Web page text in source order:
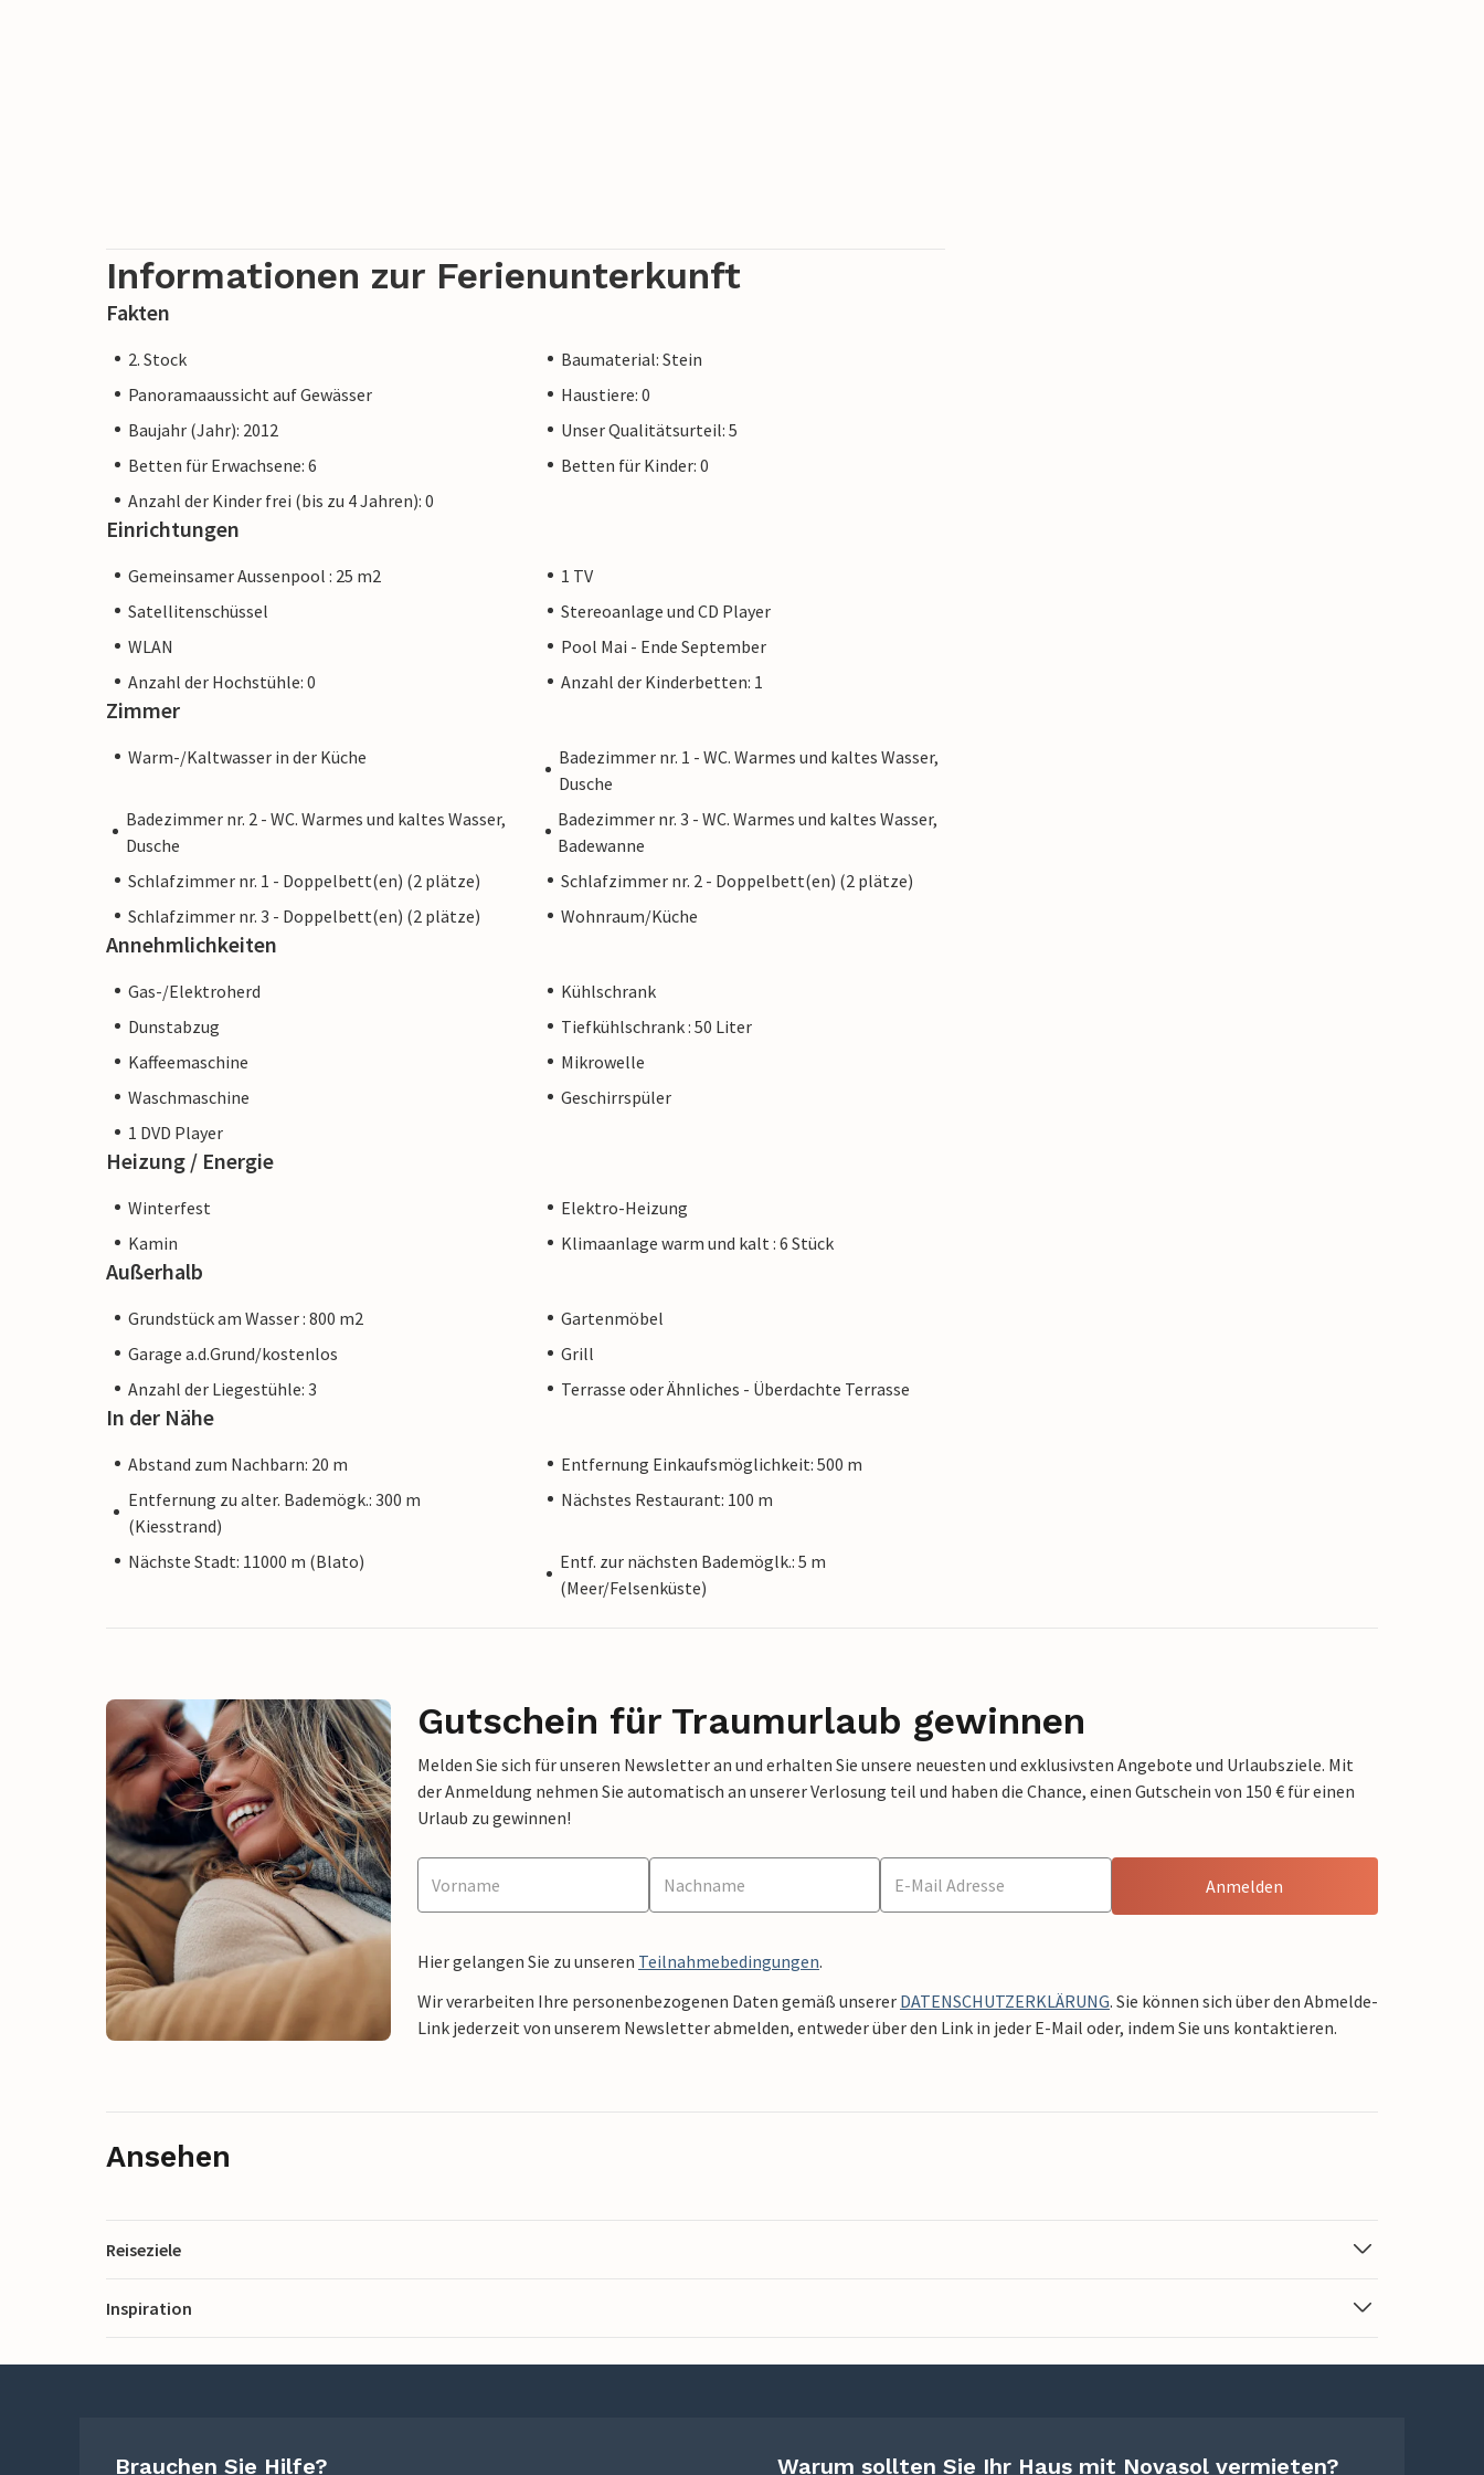
Informationen zur Ferienunterkunft
Fakten
2. Stock
Baumaterial: Stein
Panoramaaussicht auf Gewässer
Haustiere: 0
Baujahr (Jahr): 2012
Unser Qualitätsurteil: 5
Betten für Erwachsene: 6
Betten für Kinder: 0
Anzahl der Kinder frei (bis zu 4 Jahren): 0
Einrichtungen
Gemeinsamer Aussenpool : 25 m2
1 TV
Satellitenschüssel
Stereoanlage und CD Player
WLAN
Pool Mai - Ende September
Anzahl der Hochstühle: 0
Anzahl der Kinderbetten: 1
Zimmer
Warm-/Kaltwasser in der Küche
Badezimmer nr. 1 - WC. Warmes und kaltes Wasser,
Dusche
Badezimmer nr. 2 - WC. Warmes und kaltes Wasser,
Dusche
Badezimmer nr. 3 - WC. Warmes und kaltes Wasser,
Badewanne
Schlafzimmer nr. 1 - Doppelbett(en) (2 plätze)
Schlafzimmer nr. 2 - Doppelbett(en) (2 plätze)
Schlafzimmer nr. 3 - Doppelbett(en) (2 plätze)
Wohnraum/Küche
Annehmlichkeiten
Gas-/Elektroherd
Kühlschrank
Dunstabzug
Tiefkühlschrank : 50 Liter
Kaffeemaschine
Mikrowelle
Waschmaschine
Geschirrspüler
1 DVD Player
Heizung / Energie
Winterfest
Elektro-Heizung
Kamin
Klimaanlage warm und kalt : 6 Stück
Außerhalb
Grundstück am Wasser : 800 m2
Gartenmöbel
Garage a.d.Grund/kostenlos
Grill
Anzahl der Liegestühle: 3
Terrasse oder Ähnliches - Überdachte Terrasse
In der Nähe
Abstand zum Nachbarn: 20 m
Entfernung Einkaufsmöglichkeit: 500 m
Entfernung zu alter. Bademögk.: 300 m
(Kiesstrand)
Nächstes Restaurant: 100 m
Nächste Stadt: 11000 m (Blato)
Entf. zur nächsten Bademöglk.: 5 m
(Meer/Felsenküste)
Gutschein für Traumurlaub gewinnen
Melden Sie sich für unseren Newsletter an und erhalten Sie unsere neuesten und exklusivsten Angebote und Urlaubsziele. Mit
der Anmeldung nehmen Sie automatisch an unserer Verlosung teil und haben die Chance, einen Gutschein von 150 € für einen
Urlaub zu gewinnen!
Anmelden
Hier gelangen Sie zu unseren Teilnahmebedingungen.
Wir verarbeiten Ihre personenbezogenen Daten gemäß unserer DATENSCHUTZERKLÄRUNG. Sie können sich über den Abmelde-
Link jederzeit von unserem Newsletter abmelden, entweder über den Link in jeder E-Mail oder, indem Sie uns kontaktieren.
Ansehen
Reiseziele
Inspiration
Brauchen Sie Hilfe? Warum sollten Sie Ihr Haus mit Novasol vermieten?